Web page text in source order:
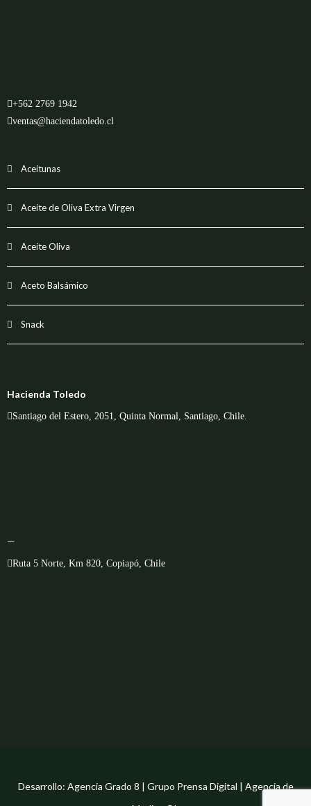
+562 2769 1942
ventas@haciendatoledo.cl
Aceitunas
Aceite de Oliva Extra Virgen
Aceite Oliva
Aceto Balsámico
Snack
Hacienda Toledo
Santiago del Estero, 2051, Quinta Normal, Santiago, Chile.
—
Ruta 5 Norte, Km 820, Copiapó, Chile
Desarrollo: Agencia Grado 8 | Grupo Prensa Digital | Agencia de